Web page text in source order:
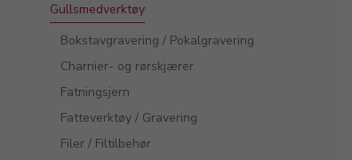
Gullsmedverktøy
Bokstavgravering / Pokalgravering
Charnier- og rørskjærer
Fatningsjern
Fatteverktøy / Gravering
Filer / Filtilbehør